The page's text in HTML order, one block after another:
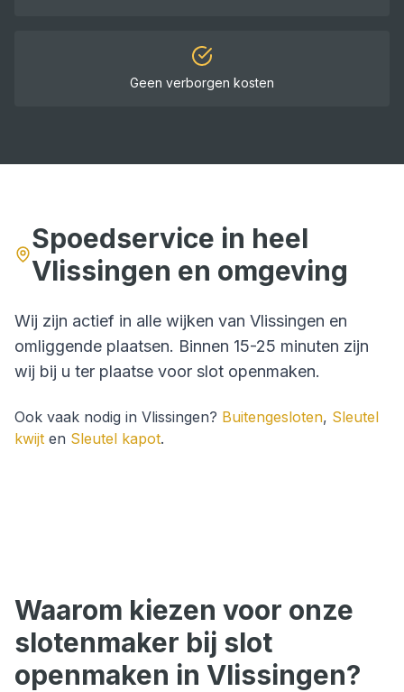
Geen verborgen kosten
Spoedservice in heel
Vlissingen en omgeving
Wij zijn actief in alle wijken van Vlissingen en
omliggende plaatsen. Binnen 15-25 minuten zijn
wij bij u ter plaatse voor slot openmaken.
Ook vaak nodig in Vlissingen? Buitengesloten, Sleutel
kwijt en Sleutel kapot.
Waarom kiezen voor onze
slotenmaker bij slot
openmaken in Vlissingen?